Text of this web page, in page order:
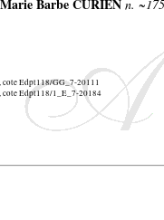
Marie Barbe CURIEN n.
cote Edpt118/GG_7-20111
cote Edpt118/1_E_7-20184